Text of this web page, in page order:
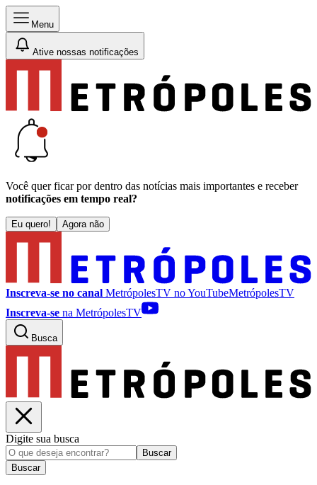
Menu
Ative nossas notificações
Você quer ficar por dentro das notícias mais importantes e receber
notificações em tempo real?
Eu quero! Agora não
Inscreva-se no canal MetrópolesTV noYouTubeMetrópolesTV
Inscreva-se na MetrópolesTV
Busca
Digite sua busca
Buscar
Buscar